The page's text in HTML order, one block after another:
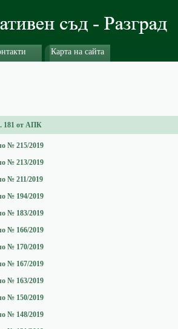
Карта на сайта
181 от АПК
№ 215/2019
№ 213/2019
№ 211/2019
№ 194/2019
№ 183/2019
№ 166/2019
№ 170/2019
№ 167/2019
№ 163/2019
№ 150/2019
№ 148/2019